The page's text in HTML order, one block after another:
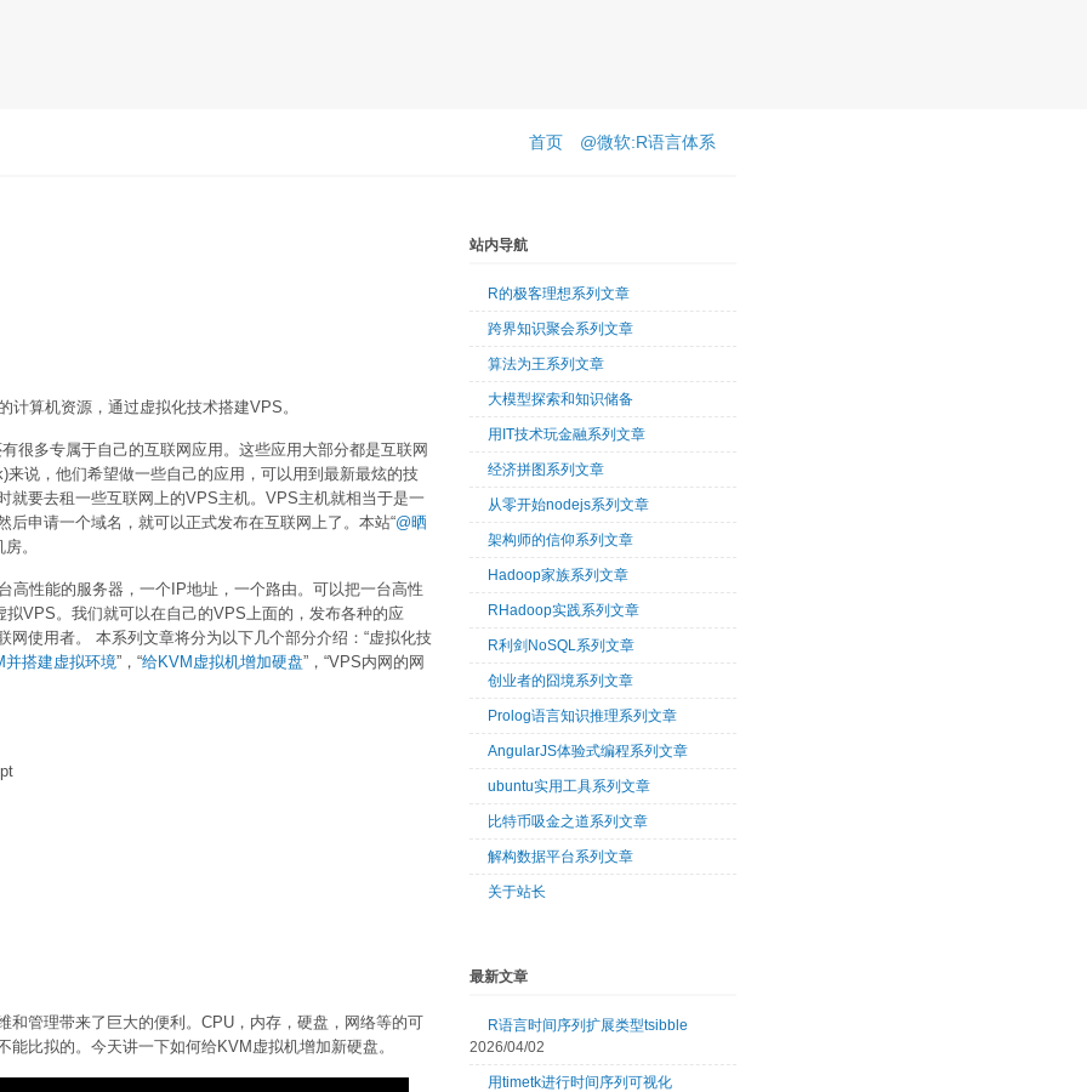
首页 @微软:R语言体系
计算机资源，通过虚拟化技术搭建VPS。
很多专属于自己的互联网应用。这些应用大部分都是互联网
说，他们希望做一些自己的应用，可以用到最新最炫的技
就要去租一些互联网上的VPS主机。VPS主机就相当于是一
申请一个域名，就可以正式发布在互联网上了。本站“@晒
。
高性能的服务器，一个IP地址，一个路由。可以把一台高性
VPS。我们就可以在自己的VPS上面的，发布各种的应
使用者。 本系列文章将分为以下几个部分介绍：“虚拟化技
并搭建虚拟环境”，“给KVM虚拟机增加硬盘”，“VPS内网的网
和管理带来了巨大的便利。CPU，内存，硬盘，网络等的可
比拟的。今天讲一下如何给KVM虚拟机增加新硬盘。
站内导航
R的极客理想系列文章
跨界知识聚会系列文章
算法为王系列文章
大模型探索和知识储备
用IT技术玩金融系列文章
经济拼图系列文章
从零开始nodejs系列文章
架构师的信仰系列文章
Hadoop家族系列文章
RHadoop实践系列文章
R利剑NoSQL系列文章
创业者的囧境系列文章
Prolog语言知识推理系列文章
AngularJS体验式编程系列文章
ubuntu实用工具系列文章
比特币吸金之道系列文章
解构数据平台系列文章
关于站长
最新文章
R语言时间序列扩展类型tsibble
2026/04/02
用timetk进行时间序列可视化